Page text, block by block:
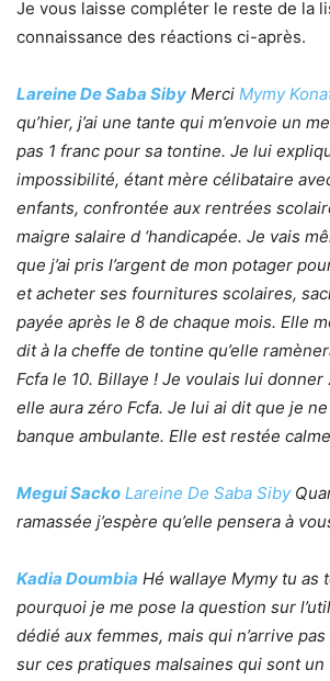
Je vous laisse compléter le reste de la
connaissance des réactions ci-après.
Lareine De Saba Siby Merci Mymy
qu’hier, j’ai une tante qui m’envoie un
pas 1 franc pour sa tontine. Je lui
impossibilité, étant mère célibataire
enfants, confrontée aux rentrées
maigre salaire d ‘handicapée. Je vais
que j’ai pris l’argent de mon potager
et acheter ses fournitures scolaires,
payée après le 8 de chaque mois. Elle
dit à la cheffe de tontine qu’elle
Fcfa le 10. Billaye ! Je voulais lui donner
elle aura zéro Fcfa. Je lui ai dit que je
banque ambulante. Elle est restée
Megui Sacko Lareine De Saba Siby‪
ramassée j’espère qu’elle pensera à
Kadia Doumbia Hé wallaye Mymy tu as
pourquoi je me pose la question sur
dédié aux femmes, mais qui n’arrive
sur ces pratiques malsaines qui sont